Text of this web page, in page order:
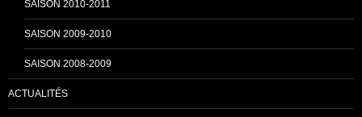
SAISON 2010-2011
SAISON 2009-2010
SAISON 2008-2009
ACTUALITÉS